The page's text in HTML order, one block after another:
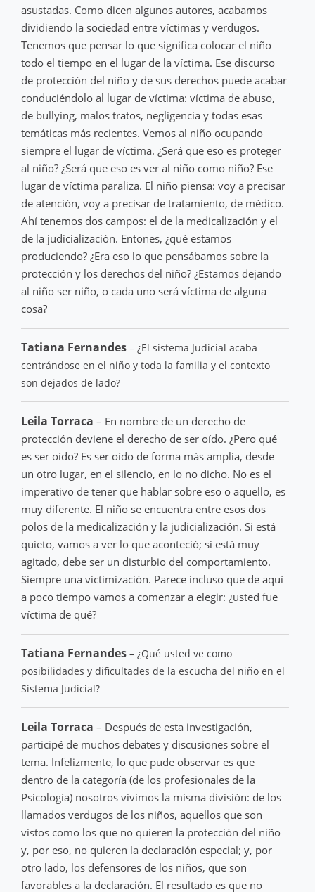
asustadas. Como dicen algunos autores, acabamos
dividiendo la sociedad entre víctimas y verdugos.
Tenemos que pensar lo que significa colocar el niño
todo el tiempo en el lugar de la víctima. Ese discurso
de protección del niño y de sus derechos puede acabar
conduciéndolo al lugar de víctima: víctima de abuso,
de bullying, malos tratos, negligencia y todas esas
temáticas más recientes. Vemos al niño ocupando
siempre el lugar de víctima. ¿Será que eso es proteger
al niño? ¿Será que eso es ver al niño como niño? Ese
lugar de víctima paraliza. El niño piensa: voy a precisar
de atención, voy a precisar de tratamiento, de médico.
Ahí tenemos dos campos: el de la medicalización y el
de la judicialización. Entones, ¿qué estamos
produciendo? ¿Era eso lo que pensábamos sobre la
protección y los derechos del niño? ¿Estamos dejando
al niño ser niño, o cada uno será víctima de alguna
cosa?
Tatiana Fernandes – ¿El sistema Judicial acaba
centrándose en el niño y toda la familia y el contexto
son dejados de lado?
Leila Torraca – En nombre de un derecho de
protección deviene el derecho de ser oído. ¿Pero qué
es ser oído? Es ser oído de forma más amplia, desde
un otro lugar, en el silencio, en lo no dicho. No es el
imperativo de tener que hablar sobre eso o aquello, es
muy diferente. El niño se encuentra entre esos dos
polos de la medicalización y la judicialización. Si está
quieto, vamos a ver lo que aconteció; si está muy
agitado, debe ser un disturbio del comportamiento.
Siempre una victimización. Parece incluso que de aquí
a poco tiempo vamos a comenzar a elegir: ¿usted fue
víctima de qué?
Tatiana Fernandes – ¿Qué usted ve como
posibilidades y dificultades de la escucha del niño en el
Sistema Judicial?
Leila Torraca – Después de esta investigación,
participé de muchos debates y discusiones sobre el
tema. Infelizmente, lo que pude observar es que
dentro de la categoría (de los profesionales de la
Psicología) nosotros vivimos la misma división: de los
llamados verdugos de los niños, aquellos que son
vistos como los que no quieren la protección del niño
y, por eso, no quieren la declaración especial; y, por
otro lado, los defensores de los niños, que son
favorables a la declaración. El resultado es que no